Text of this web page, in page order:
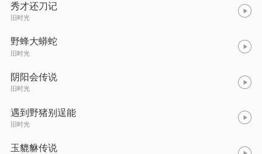
秀才还刀记
旧时光
野蜂大蟒蛇
旧时光
阴阳会传说
旧时光
遇到野猪别逞能
旧时光
玉貔貅传说